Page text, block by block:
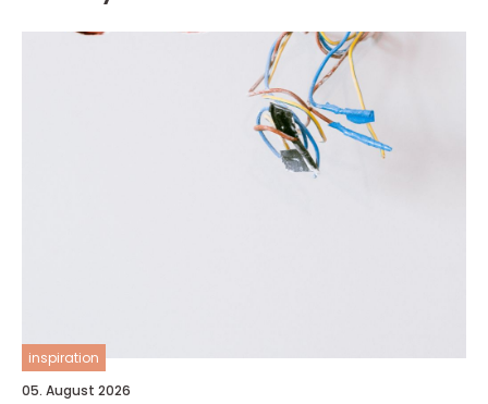
inspiration
05. August 2026